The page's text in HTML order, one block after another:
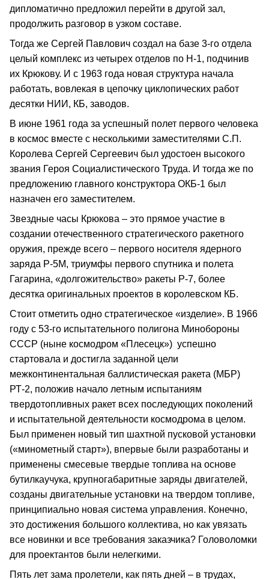
дипломатично предложил перейти в другой зал,
продолжить разговор в узком составе.
Тогда же Сергей Павлович создал на базе 3-го отдела
целый комплекс из четырех отделов по Н-1, подчинив
их Крюкову. И с 1963 года новая структура начала
работать, вовлекая в цепочку циклопических работ
десятки НИИ, КБ, заводов.
В июне 1961 года за успешный полет первого человека
в космос вместе с несколькими заместителями С.П.
Королева Сергей Сергеевич был удостоен высокого
звания Героя Социалистического Труда. И тогда же по
предложению главного конструктора ОКБ-1 был
назначен его заместителем.
Звездные часы Крюкова – это прямое участие в
создании отечественного стратегического ракетного
оружия, прежде всего – первого носителя ядерного
заряда Р-5М, триумфы первого спутника и полета
Гагарина, «долгожительство» ракеты Р-7, более
десятка оригинальных проектов в королевском КБ.
Стоит отметить одно стратегическое «изделие». В 1966
году с 53-го испытательного полигона Минобороны
СССР (ныне космодром «Плесецк») успешно
стартовала и достигла заданной цели
межконтинентальная баллистическая ракета (МБР)
РТ-2, положив начало летным испытаниям
твердотопливных ракет всех последующих поколений
и испытательной деятельности космодрома в целом.
Был применен новый тип шахтной пусковой установки
(«минометный старт»), впервые были разработаны и
применены смесевые твердые топлива на основе
бутилкаучука, крупногабаритные заряды двигателей,
созданы двигательные установки на твердом топливе,
принципиально новая система управления. Конечно,
это достижения большого коллектива, но как увязать
все новинки и все требования заказчика? Головоломки
для проектантов были нелегкими.
Пять лет зама пролетели, как пять дней – в трудах,